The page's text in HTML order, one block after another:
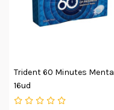
Trident 60 Minutes Menta
16ud